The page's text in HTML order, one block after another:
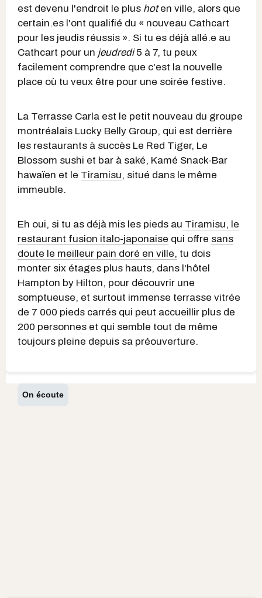
est devenu l'endroit le plus hoten ville, alors que
certain.es l'ont qualifié du « nouveau Cathcart
pour les jeudis réussis ». Si tu es déjà allé.e au
Cathcart pour un jeudredi5 à 7, tu peux
facilement comprendre que c'est la nouvelle
place où tu veux être pour une soirée festive.
La Terrasse Carla est le petit nouveau du groupe
montréalais Lucky Belly Group, qui est derrière
les restaurants à succès Le Red Tiger, Le
Blossom sushi et bar à saké, Kamé Snack-Bar
hawaïen et le Tiramisu, situé dans le même
immeuble.
Eh oui, si tu as déjà mis les pieds au Tiramisu, le
restaurant fusion italo-japonaise qui offre sans
doute le meilleur pain doré en ville, tu dois
monter six étages plus hauts, dans l'hôtel
Hampton by Hilton, pour découvrir une
somptueuse, et surtout immense terrasse vitrée
de 7 000 pieds carrés qui peut accueillir plus de
200 personnes et qui semble tout de même
toujours pleine depuis sa préouverture.
On écoute